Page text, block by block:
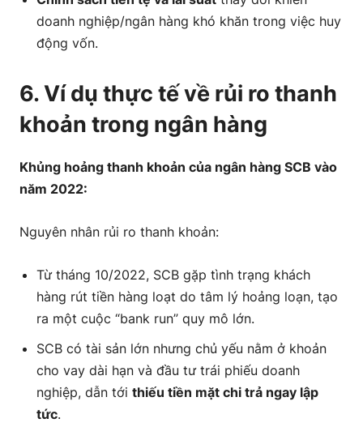
doanh nghiệp/ngân hàng khó khăn trong việc huy
động vốn.
6. Ví dụ thực tế về rủi ro thanh
khoản trong ngân hàng
Khủng hoảng thanh khoản của ngân hàng SCB vào
năm 2022:
Nguyên nhân rủi ro thanh khoản:
Từ tháng 10/2022, SCB gặp tình trạng khách
hàng rút tiền hàng loạt do tâm lý hoảng loạn, tạo
ra một cuộc “bank run” quy mô lớn.
SCB có tài sản lớn nhưng chủ yếu nằm ở khoản
cho vay dài hạn và đầu tư trái phiếu doanh
nghiệp, dẫn tới thiếu tiền mặt chi trả ngay lập
tức.